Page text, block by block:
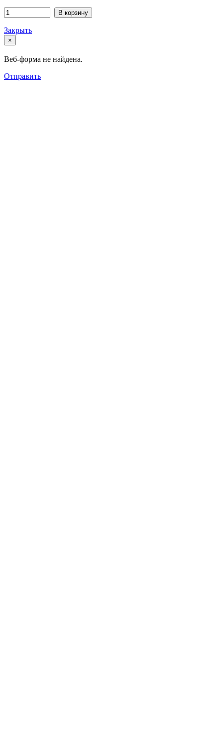
В корзину
Закрыть
×
Веб-форма не найдена.
Отправить